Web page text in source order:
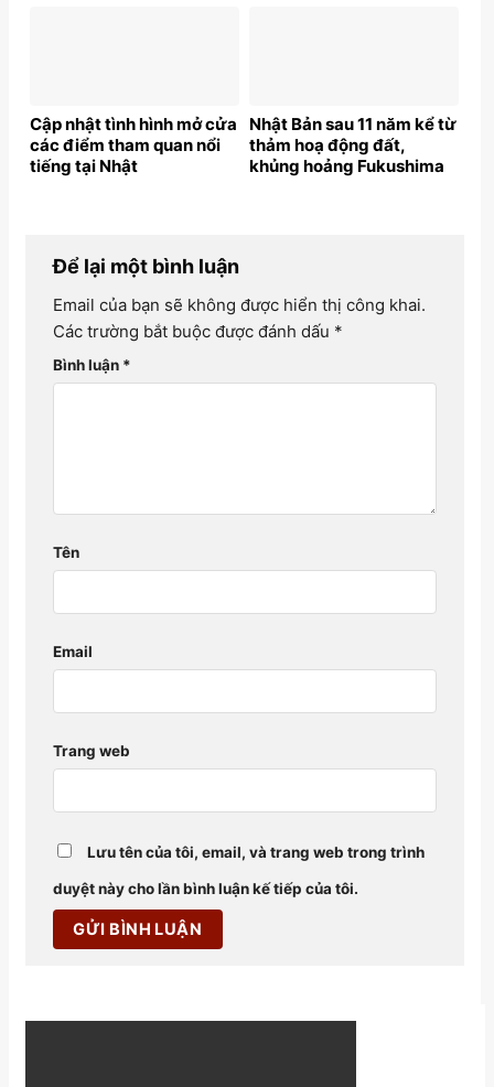
Cập nhật tình hình mở cửa
các điểm tham quan nổi
tiếng tại Nhật
Nhật Bản sau 11 năm kể từ
thảm hoạ động đất,
khủng hoảng Fukushima
Để lại một bình luận
Email của bạn sẽ không được hiển thị công khai.
Các trường bắt buộc được đánh dấu *
Bình luận *
Tên
Email
Trang web
Lưu tên của tôi, email, và trang web trong trình
duyệt này cho lần bình luận kế tiếp của tôi.